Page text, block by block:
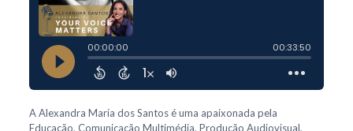
A Alexandra Maria dos Santos é uma apaixonada pela
Educação, Comunicação Multimédia, Produção Audiovisual,